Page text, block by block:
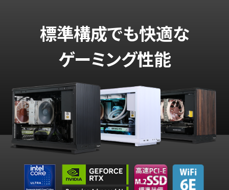
標準構成でも快適な
ゲーミング性能